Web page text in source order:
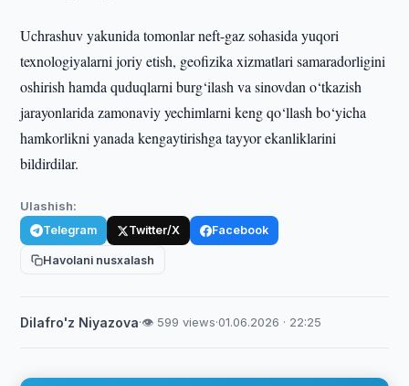
Uchrashuv yakunida tomonlar neft-gaz sohasida yuqori
texnologiyalarni joriy etish, geofizika xizmatlari samaradorligini
oshirish hamda quduqlarni burg‘ilash va sinovdan o‘tkazish
jarayonlarida zamonaviy yechimlarni keng qo‘llash bo‘yicha
hamkorlikni yanada kengaytirishga tayyor ekanliklarini
bildirdilar.
Ulashish:
Telegram Twitter/X Facebook
Havolani nusxalash
Dilafro'z Niyazova·👁 599 views·01.06.2026 · 22:25